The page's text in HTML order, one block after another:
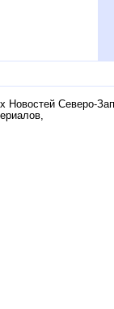
Новостей Северо-